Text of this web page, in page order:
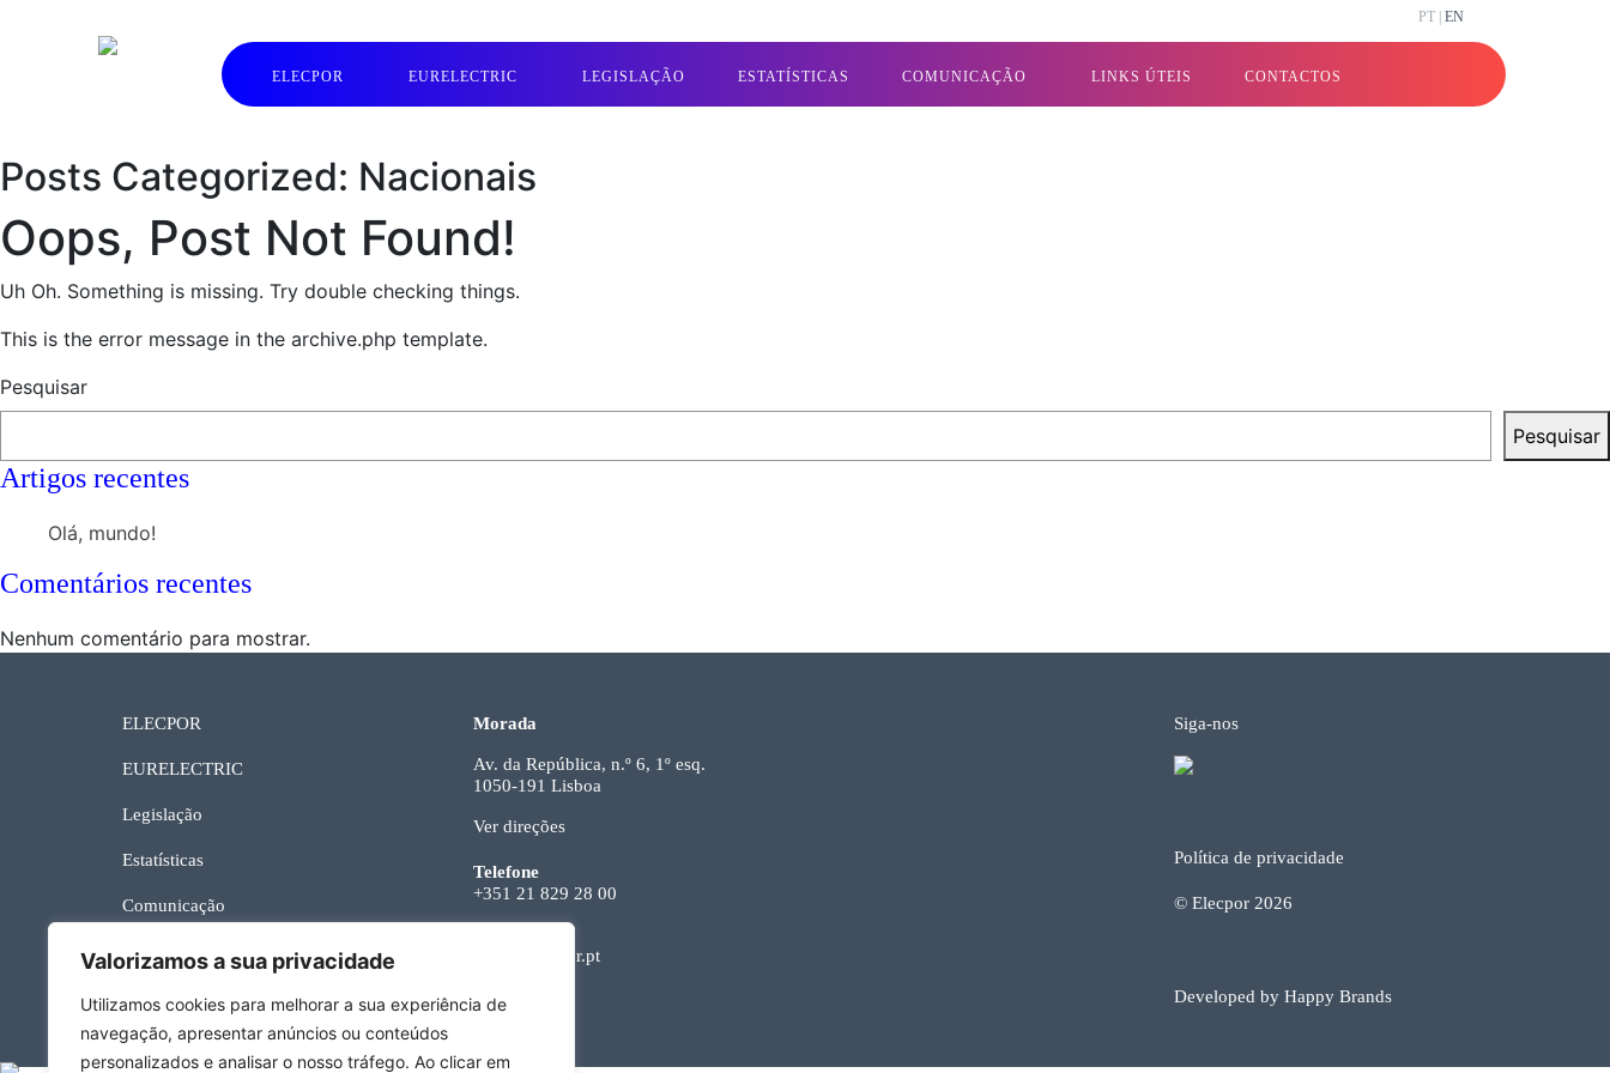
Valorizamos a sua privacidade
Utilizamos cookies para melhorar a sua experiência de
navegação, apresentar anúncios ou conteúdos
personalizados e analisar o nosso tráfego. Ao clicar em
PT | EN
ELECPOR EURELECTRIC LEGISLAÇÃO ESTATÍSTICAS COMUNICAÇÃO LINKS ÚTEIS CONTACTOS
Posts Categorized: Nacionais
Oops, Post Not Found!
Uh Oh. Something is missing. Try double checking things.
This is the error message in the archive.php template.
Pesquisar
Pesquisar
Artigos recentes
Olá, mundo!
Comentários recentes
Nenhum comentário para mostrar.
ELECPOR
EURELECTRIC
Legislação
Estatísticas
Comunicação
Links Úteis
Contactos
Morada
Av. da República, n.º 6, 1º esq.
1050-191 Lisboa
Ver direções
Telefone
+351 21 829 28 00
geral@elecpor.pt
Siga-nos
Política de privacidade
© Elecpor 2026
Developed by Happy Brands